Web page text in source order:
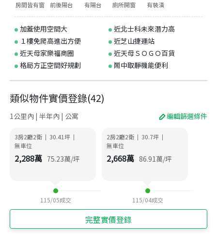
房間皆有窗 前後陽台 有陽台 廁所開窗 有裝潢
加蓋使用空間大
近北士科未來潛力高
１樓免爬高進出方便
近芝山捷運站
近天母家樂福商圈
近天母ＳＯＧＯ百貨
格局方正空間好規劃
鬧中取靜機能便利
類似物件實價登錄(42)
1公里內 | 半年內 | 公寓 編輯篩選條件
3房2廳2衛 | 30.41坪 |
無車位
2,288萬 75.23萬/坪
115/05成交
2房2廳2衛 | 30.7坪 |
無車位
2,668萬 86.91 萬/坪
115/04成交
完整實價登錄